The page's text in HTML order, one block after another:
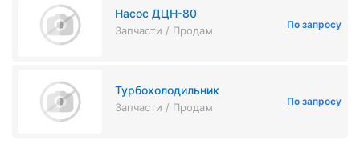
Насос ДЦН-80
Запчасти / Продам По запросу
Турбохолодильник
Запчасти / Продам По запросу